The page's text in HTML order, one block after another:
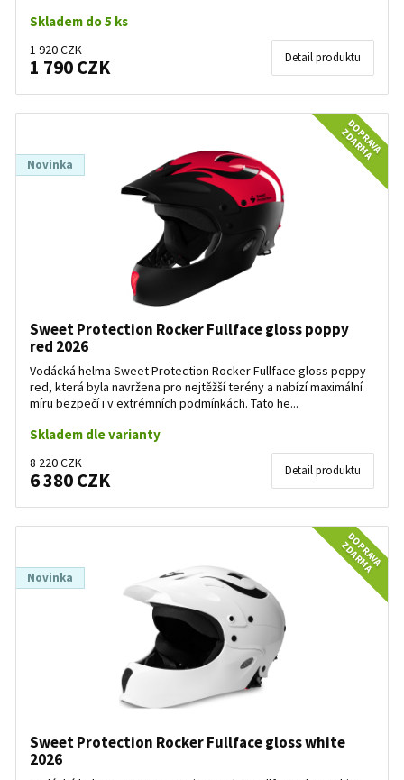
Skladem do 5 ks
1 920 CZK
1 790 CZK Detail produktu
Novinka
DOPRAVA
ZDARMA
Sweet Protection Rocker Fullface gloss poppy
red 2026
Vodácká helma Sweet Protection Rocker Fullface gloss poppy
red, která byla navržena pro nejtěžší terény a nabízí maximální
míru bezpečí i v extrémních podmínkách. Tato he...
Skladem dle varianty
8 220 CZK
6 380 CZK Detail produktu
Novinka
DOPRAVA
ZDARMA
Sweet Protection Rocker Fullface gloss white
2026